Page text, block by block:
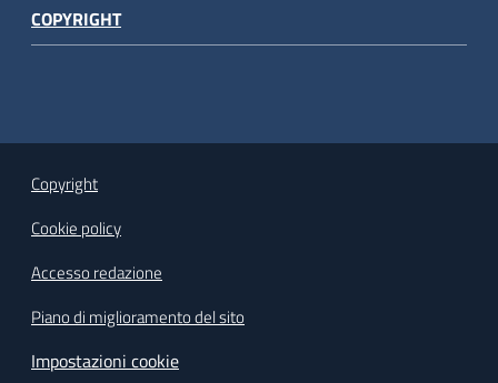
COPYRIGHT
Copyright
Cookie policy
Accesso redazione
Piano di miglioramento del sito
Impostazioni cookie